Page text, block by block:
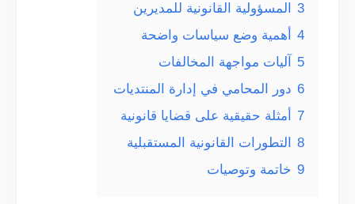
3
المسؤولية القانونية للمديرين
4
أهمية وضع سياسات واضحة
5
آليات مواجهة المخالفات
6 دور المحامي في إدارة المنتديات
7
أمثلة حقيقية على قضايا قانونية
8
التطورات القانونية المستقبلية
9 خاتمة وتوصيات